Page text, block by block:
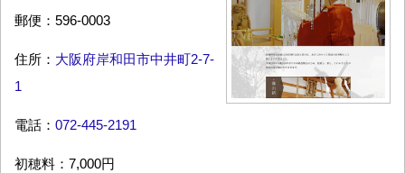
郵便：596-0003
住所： 大阪府岸和田市中井町2-7-
1
電話： 072-445-2191
初穂料：7,000円